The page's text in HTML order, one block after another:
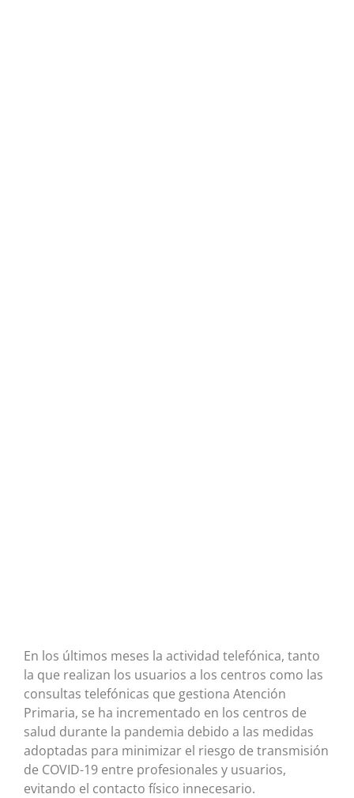
En los últimos meses la actividad telefónica, tanto
la que realizan los usuarios a los centros como las
consultas telefónicas que gestiona Atención
Primaria, se ha incrementado en los centros de
salud durante la pandemia debido a las medidas
adoptadas para minimizar el riesgo de transmisión
de COVID-19 entre profesionales y usuarios,
evitando el contacto físico innecesario.